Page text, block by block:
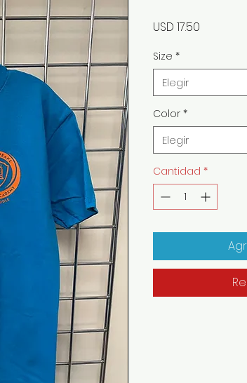
USD 17.50
Size *
Elegir
Color *
Elegir
Cantidad *